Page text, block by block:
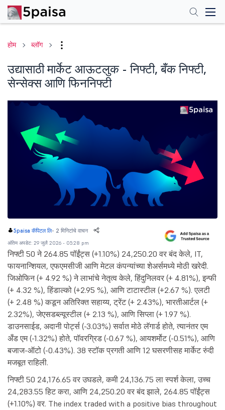
होम ब्लॉग
उद्यासाठी मार्केट आऊटलुक - निफ्टी, बँक निफ्टी,
सेन्सेक्स आणि फिननिफ्टी
5paisa कॅपिटल लि- 2 मिनिटांचे वाचन
अंतिम अपडेट: 29 जुलै 2026 - 05:28 pm
निफ्टी 50 ने 264.85 पॉईंट्स (+1.10%) 24,250.20 वर बंद केले, IT,
फायनान्शियल, एफएमसीजी आणि मेटल कंपन्यांच्या शेअर्समध्ये मोठी खरेदी.
जिओफिन (+ 4.92 %) ने लाभांचे नेतृत्व केले, हिंदुनिलवर (+ 4.81%), इन्फी
(+ 4.32 %), हिंडाल्को (+2.95 %), आणि टाटास्टील (+2.67 %). एलटी
(+ 2.48 %) कडून अतिरिक्त सहाय्य, ट्रेंट (+ 2.43%), भारतीआर्टल (+
2.32%), जेएसडब्ल्यूस्टील (+ 2.13 %), आणि सिप्ला (+ 1.97 %).
डाउनसाईड, अदानी पोर्ट्स (-3.03%) सर्वात मोठे लॅगार्ड होते, त्यानंतर एम
अँड एम (-1.32%) होते, पॉवरग्रिड (-0.67 %), आयशर्मोट (-0.51%), आणि
बजाज-ऑटो (-0.43%). 38 स्टॉक प्रगती आणि 12 घसरणीसह मार्केट रुंदी
मजबूत राहिली.
निफ्टी 50 24,176.65 वर उघडले, कमी 24,136.75 ला स्पर्श केला, उच्च
24,283.55 हिट करा, आणि 24,250.20 वर बंद झाले, 264.85 पॉईंट्स
(+1.10%) वर. The index traded with a positive bias throughout